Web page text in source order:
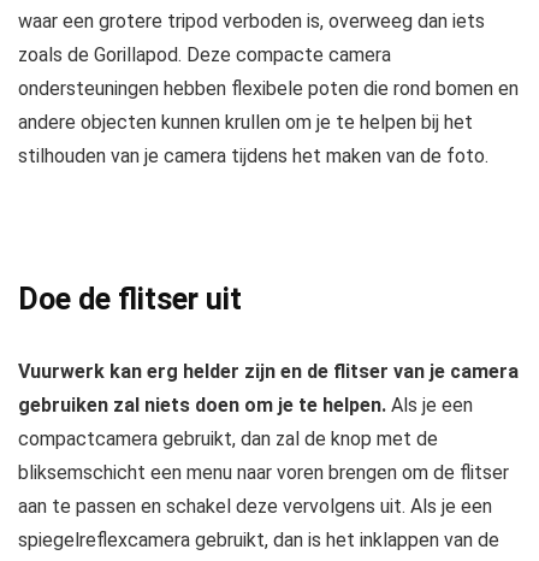
waar een grotere tripod verboden is, overweeg dan iets
zoals de Gorillapod. Deze compacte camera
ondersteuningen hebben flexibele poten die rond bomen en
andere objecten kunnen krullen om je te helpen bij het
stilhouden van je camera tijdens het maken van de foto.
Doe de flitser uit
Vuurwerk kan erg helder zijn en de flitser van je camera
gebruiken zal niets doen om je te helpen. Als je een
compactcamera gebruikt, dan zal de knop met de
bliksemschicht een menu naar voren brengen om de flitser
aan te passen en schakel deze vervolgens uit. Als je een
spiegelreflexcamera gebruikt, dan is het inklappen van de